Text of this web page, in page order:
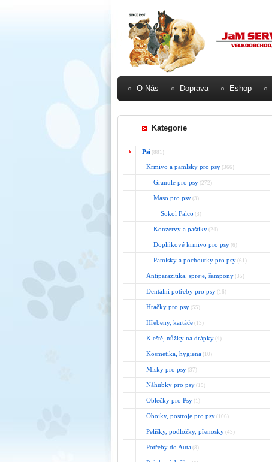
O Nás Doprava Eshop
Kategorie
Psi (881)
Krmivo a pamlsky pro psy (366)
Granule pro psy (272)
Maso pro psy (3)
Sokol Falco (3)
Konzervy a paštiky (24)
Doplňkové krmivo pro psy (6)
Pamlsky a pochoutky pro psy (61)
Antiparazitika, spreje, šampony (35)
Dentální potřeby pro psy (16)
Hračky pro psy (55)
Hřebeny, kartáče (13)
Kleště, nůžky na drápky (4)
Kosmetika, hygiena (10)
Misky pro psy (37)
Náhubky pro psy (19)
Oblečky pro Psy (1)
Obojky, postroje pro psy (106)
Pelíšky, podložky, přenosky (43)
Potřeby do Auta (8)